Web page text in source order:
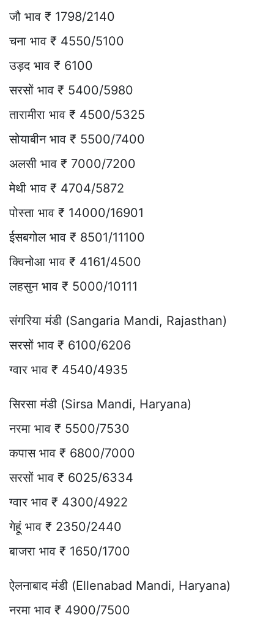
जौ भाव ₹ 1798/2140
चना भाव ₹ 4550/5100
उड़द भाव ₹ 6100
सरसों भाव ₹ 5400/5980
तारामीरा भाव ₹ 4500/5325
सोयाबीन भाव ₹ 5500/7400
अलसी भाव ₹ 7000/7200
मेथी भाव ₹ 4704/5872
पोस्ता भाव ₹ 14000/16901
ईसबगोल भाव ₹ 8501/11100
क्विनोआ भाव ₹ 4161/4500
लहसुन भाव ₹ 5000/10111
संगरिया मंडी (Sangaria Mandi, Rajasthan)
सरसों भाव ₹ 6100/6206
ग्वार भाव ₹ 4540/4935
सिरसा मंडी (Sirsa Mandi, Haryana)
नरमा भाव ₹ 5500/7530
कपास भाव ₹ 6800/7000
सरसों भाव ₹ 6025/6334
ग्वार भाव ₹ 4300/4922
गेहूं भाव ₹ 2350/2440
बाजरा भाव ₹ 1650/1700
ऐलनाबाद मंडी (Ellenabad Mandi, Haryana)
नरमा भाव ₹ 4900/7500